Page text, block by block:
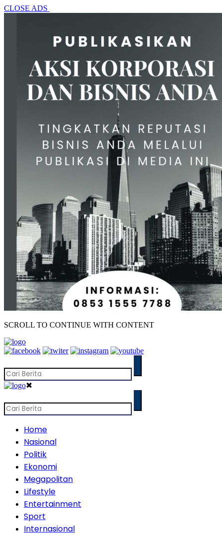
CLOSE ADS
SCROLL TO CONTINUE WITH CONTENT
✖
Home
Nasional
Politik
Ekonomi
Megapolitan
Lifestyle
Entertainment
Sport
Internasional